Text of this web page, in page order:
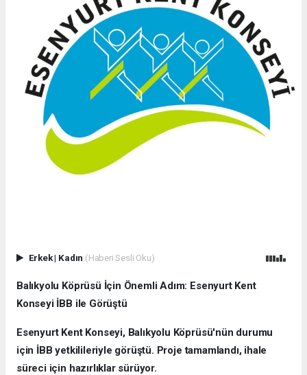
Erkek| Kadın (Haberi Sesli Oku)
Balıkyolu Köprüsü İçin Önemli Adım: Esenyurt Kent
Konseyi İBB ile Görüştü
Esenyurt Kent Konseyi, Balıkyolu Köprüsü'nün durumu
için İBB yetkilileriyle görüştü. Proje tamamlandı, ihale
süreci için hazırlıklar sürüyor.